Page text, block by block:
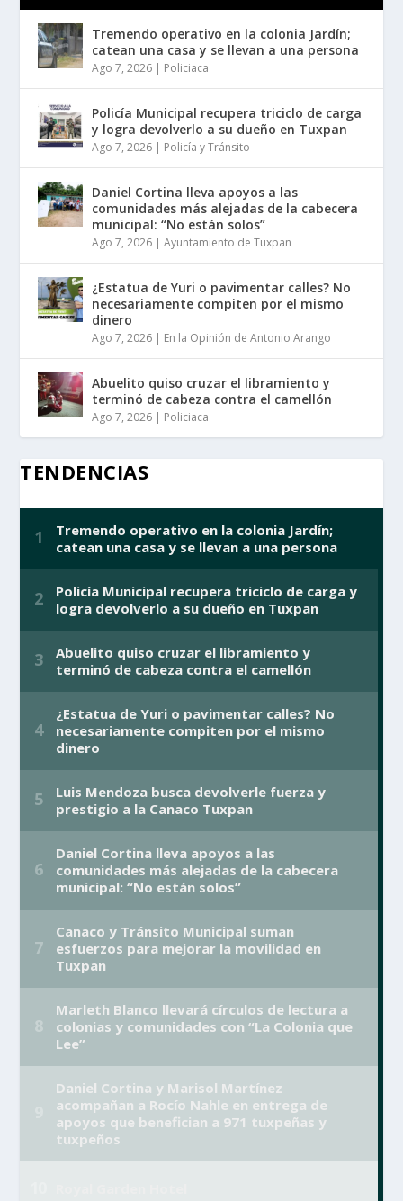
Tremendo operativo en la colonia Jardín;
catean una casa y se llevan a una persona
Ago 7, 2026 | Policiaca
Policía Municipal recupera triciclo de carga
y logra devolverlo a su dueño en Tuxpan
Ago 7, 2026 | Policía y Tránsito
Daniel Cortina lleva apoyos a las
comunidades más alejadas de la cabecera
municipal: “No están solos”
Ago 7, 2026 |Ayuntamiento de Tuxpan
¿Estatua de Yuri o pavimentar calles? No
necesariamente compiten por el mismo
dinero
Ago 7, 2026 | En la Opinión de Antonio Arango
Abuelito quiso cruzar el libramiento y
terminó de cabeza contra el camellón
Ago 7, 2026 | Policiaca
TENDENCIAS